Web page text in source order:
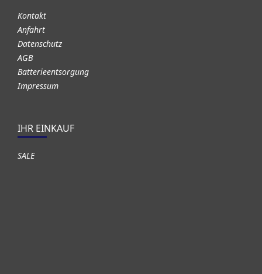
Kontakt
Anfahrt
Datenschutz
AGB
Batterieentsorgung
Impressum
IHR EINKAUF
SALE